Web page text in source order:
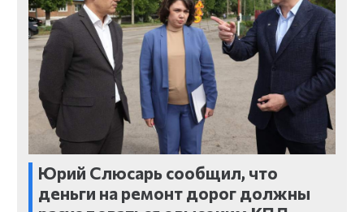
Юрий Слюсарь сообщил, что
деньги на ремонт дорог должны